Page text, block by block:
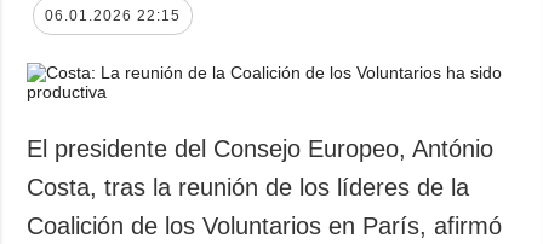
06.01.2026 22:15
El presidente del Consejo Europeo, António
Costa, tras la reunión de los líderes de la
Coalición de los Voluntarios en París, afirmó